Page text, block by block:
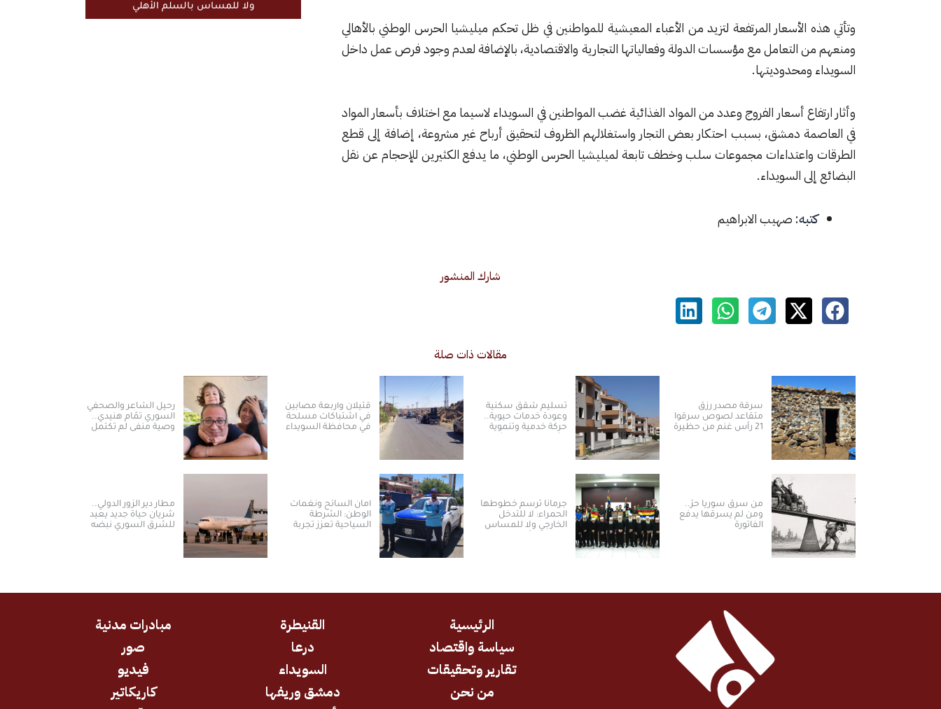
وتأتي هذه الأسعار المرتفعة لتزيد من الأعباء المعيشية للمواطنين في ظل تحكم ميليشيا الحرس الوطني بالأهالي
ومنعهم من التعامل مع مؤسسات الدولة وفعالياتها التجارية والاقتصادية، بالإضافة لعدم وجود فرص عمل داخل
السويداء ومحدوديتها.
وأثار ارتفاع أسعار الفروج وعدد من المواد الغذائية غضب المواطنين في السويداء لاسيما مع اختلاف بأسعار المواد
في العاصمة دمشق، بسبب احتكار بعض التجار واستغلالهم الظروف لتحقيق أرباح غير مشروعة، إضافة إلى قطع
الطرقات واعتداءات مجموعات سلب وخطف تابعة لميليشيا الحرس الوطني، ما يدفع الكثيرين للإحجام عن نقل
البضائع إلى السويداء.
كتبه: صهيب الابراهيم
ولا للمساس بالسلم الأهلي
شارك المنشور
مقالات ذات صلة
سرقة مصدر رزق
متقاعد لصوص سرقوا
21 رأس غنم من حظيرة
تسليم شقق سكنية
وعودة خدمات حيوية..
حركة خدمية وتنموية
قتيلان وأربعة مصابين
في اشتباكات مسلحة
في محافظة السويداء
رحيل الشاعر والصحفي
السوري تمّام هنيدي..
وصية منفى لم تكتمل
من سرق سوريا حرّ..
ومن لم يسرقها يدفع
الفاتورة
جرمانا ترسم خطوطها
الحمراء: لا للتدخل
الخارجي ولا للمساس
أمان السائح ونغمات
الوطن: الشرطة
السياحية تعزز تجربة
مطار دير الزور الدولي..
شريان حياة جديد يعيد
للشرق السوري نبضه
الرئيسية
سياسة واقتصاد
تقارير وتحقيقات
من نحن
القنيطرة
درعا
السويداء
دمشق وريفها
مبادرات مدنية
صور
فيديو
كاريكاتير